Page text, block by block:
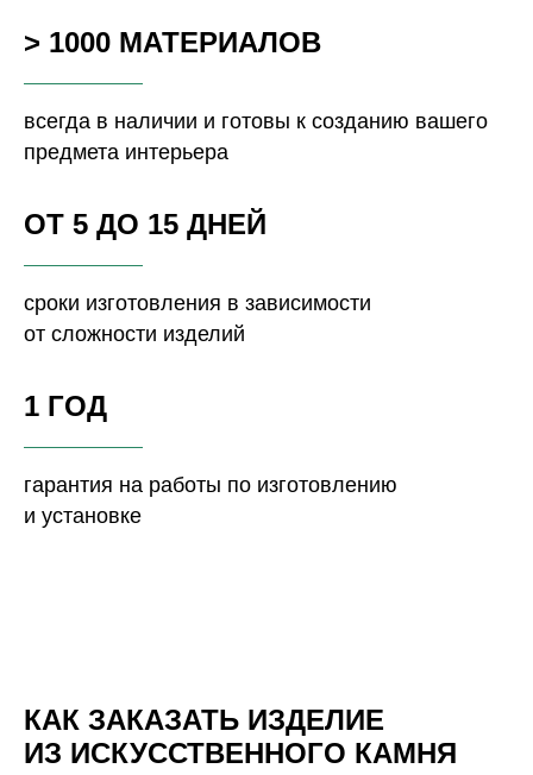
> 1000 МАТЕРИАЛОВ
всегда в наличии и готовы к созданию вашего
предмета интерьера
ОТ 5 ДО 15 ДНЕЙ
сроки изготовления в зависимости
от сложности изделий
1 ГОД
гарантия на работы по изготовлению
и установке
КАК ЗАКАЗАТЬ ИЗДЕЛИЕ
ИЗ ИСКУССТВЕННОГО КАМНЯ